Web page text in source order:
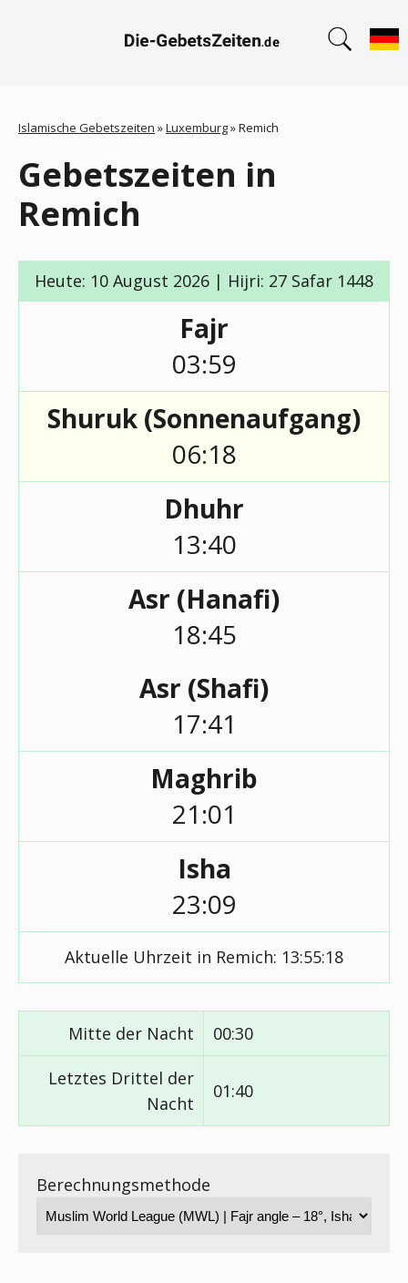
Islamische Gebetszeiten »Luxemburg»Remich
Gebetszeiten in
Remich
Heute: 10 August 2026 | Hijri: 27 Safar 1448
Fajr
03:59
Shuruk (Sonnenaufgang)
06:18
Dhuhr
13:40
Asr (Hanafi)
18:45
Asr (Shafi)
17:41
Maghrib
21:01
Isha
23:09
Aktuelle Uhrzeit in Remich: 13:55:18
Mitte der Nacht 00:30
Letztes Drittel der
Nacht
01:40
Berechnungsmethode